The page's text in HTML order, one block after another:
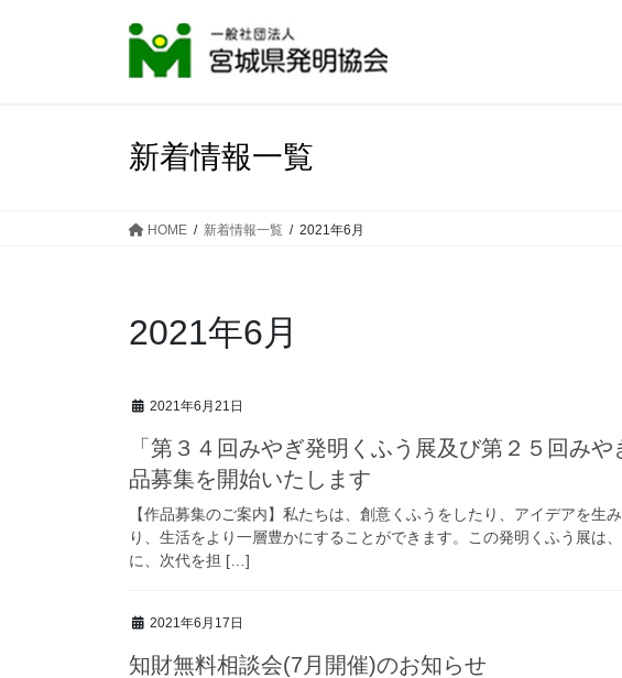
新着情報一覧
HOME 新着情報一覧 2021年6月
2021年6月
2021年6月21日
「第３４回みやぎ発明くふう展及び第２５回み
品募集を開始いたします
【作品募集のご案内】私たちは、創意くふうをしたり、アイデアを生
り、生活をより一層豊かにすることができます。この発明くふう展は
に、次代を担 […]
2021年6月17日
知財無料相談会(7月開催)のお知らせ